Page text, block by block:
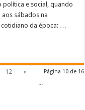
política e social, quando
sábados na
da época: …
Página 10 de 16
12
»
...